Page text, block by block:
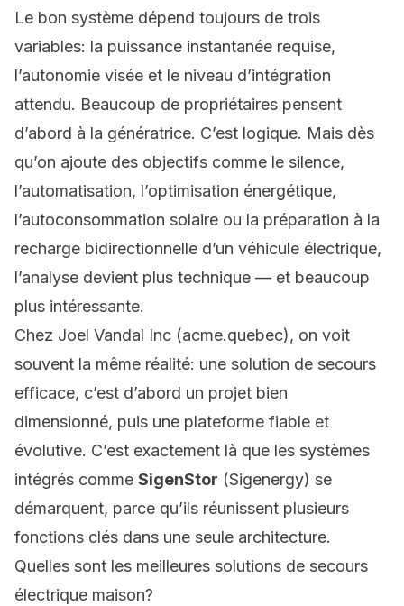
Le bon système dépend toujours de trois
variables: la puissance instantanée requise,
l’autonomie visée et le niveau d’intégration
attendu. Beaucoup de propriétaires pensent
d’abord à la génératrice. C’est logique. Mais dès
qu’on ajoute des objectifs comme le silence,
l’automatisation, l’optimisation énergétique,
l’autoconsommation solaire ou la préparation à la
recharge bidirectionnelle d’un véhicule électrique,
l’analyse devient plus technique — et beaucoup
plus intéressante.
Chez Joel Vandal Inc (acme.quebec), on voit
souvent la même réalité: une solution de secours
efficace, c’est d’abord un projet bien
dimensionné, puis une plateforme fiable et
évolutive. C’est exactement là que les systèmes
intégrés comme SigenStor (Sigenergy) se
démarquent, parce qu’ils réunissent plusieurs
fonctions clés dans une seule architecture.
Quelles sont les meilleures solutions de secours
électrique maison?